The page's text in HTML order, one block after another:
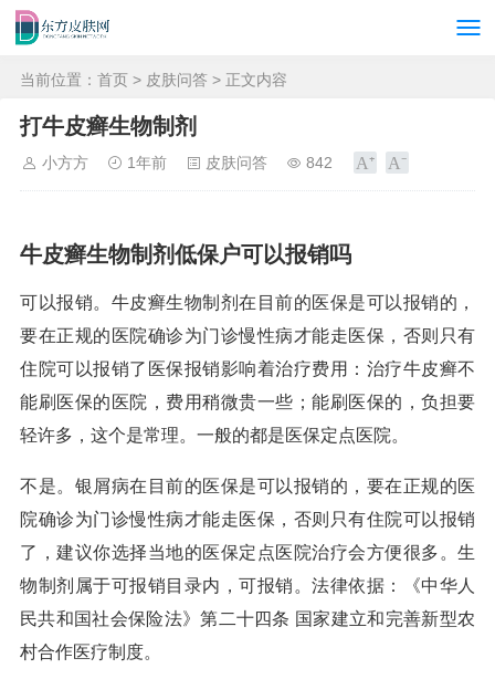
当前位置： 首页 > 皮肤问答 > 正文内容
打牛皮癣生物制剂
小方方 1年前 皮肤问答 842
牛皮癣生物制剂低保户可以报销吗
可以报销。牛皮癣生物制剂在目前的医保是可以报销的，
要在正规的医院确诊为门诊慢性病才能走医保，否则只有
住院可以报销了医保报销影响着治疗费用：治疗牛皮癣不
能刷医保的医院，费用稍微贵一些；能刷医保的，负担要
轻许多，这个是常理。一般的都是医保定点医院。
不是。银屑病在目前的医保是可以报销的，要在正规的医
院确诊为门诊慢性病才能走医保，否则只有住院可以报销
了，建议你选择当地的医保定点医院治疗会方便很多。生
物制剂属于可报销目录内，可报销。法律依据：《中华人
民共和国社会保险法》第二十四条 国家建立和完善新型农
村合作医疗制度。